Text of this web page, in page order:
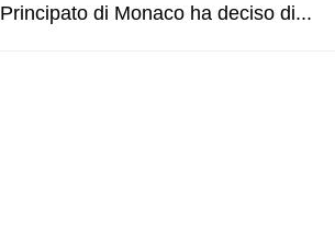
Principato di Monaco ha deciso di...